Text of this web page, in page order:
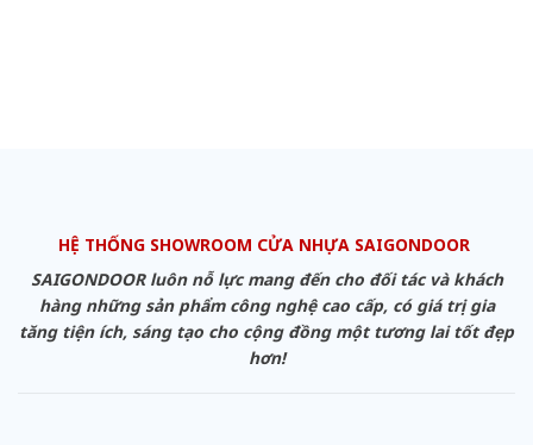
HỆ THỐNG SHOWROOM CỬA NHỰA SAIGONDOOR
SAIGONDOOR luôn nỗ lực mang đến cho đối tác và khách
hàng những sản phẩm công nghệ cao cấp, có giá trị gia
tăng tiện ích, sáng tạo cho cộng đồng một tương lai tốt đẹp
hơn!